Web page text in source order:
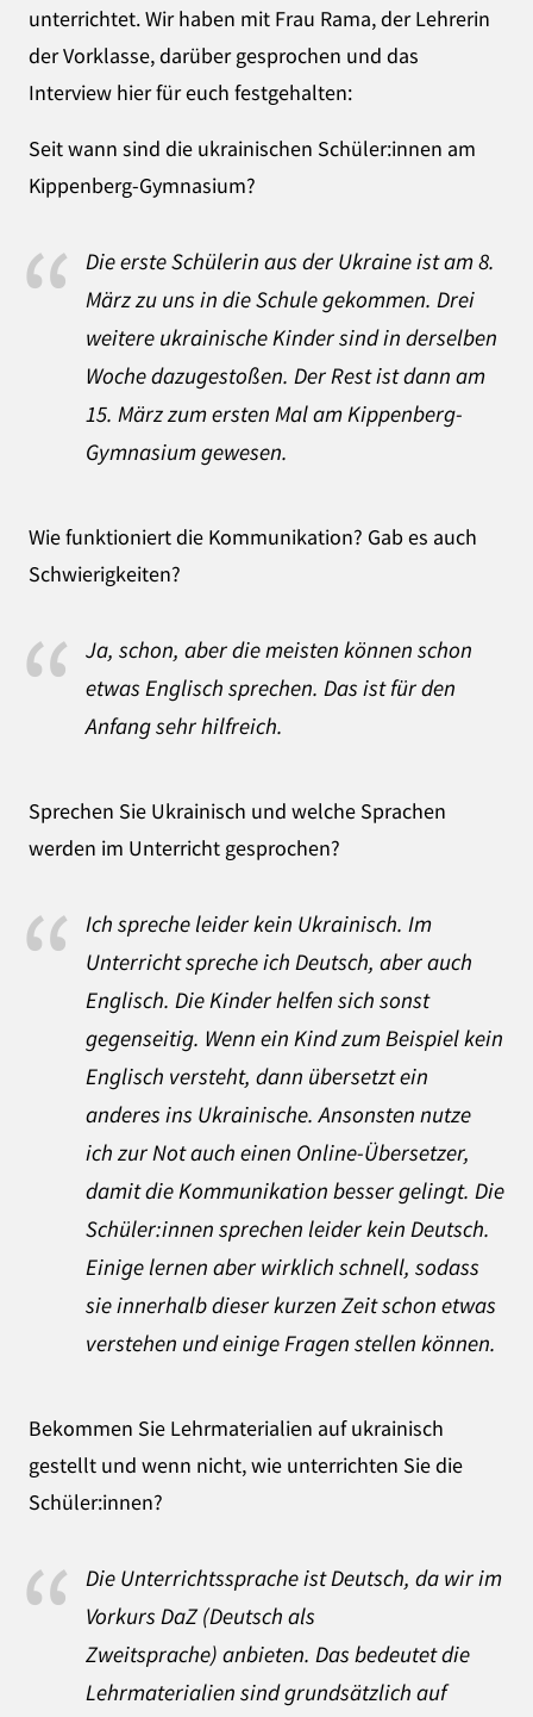
unterrichtet. Wir haben mit Frau Rama, der Lehrerin
der Vorklasse, darüber gesprochen und das
Interview hier für euch festgehalten:
Seit wann sind die ukrainischen Schüler:innen am
Kippenberg-Gymnasium?
Die erste Schülerin aus der Ukraine ist am 8.
März zu uns in die Schule gekommen. Drei
weitere ukrainische Kinder sind in derselben
Woche dazugestoßen. Der Rest ist dann am
15. März zum ersten Mal am Kippenberg-
Gymnasium gewesen.
Wie funktioniert die Kommunikation? Gab es auch
Schwierigkeiten?
Ja, schon, aber die meisten können schon
etwas Englisch sprechen. Das ist für den
Anfang sehr hilfreich.
Sprechen Sie Ukrainisch und welche Sprachen
werden im Unterricht gesprochen?
Ich spreche leider kein Ukrainisch. Im
Unterricht spreche ich Deutsch, aber auch
Englisch. Die Kinder helfen sich sonst
gegenseitig. Wenn ein Kind zum Beispiel kein
Englisch versteht, dann übersetzt ein
anderes ins Ukrainische. Ansonsten nutze
ich zur Not auch einen Online-Übersetzer,
damit die Kommunikation besser gelingt. Die
Schüler:innen sprechen leider kein Deutsch.
Einige lernen aber wirklich schnell, sodass
sie innerhalb dieser kurzen Zeit schon etwas
verstehen und einige Fragen stellen können.
Bekommen Sie Lehrmaterialien auf ukrainisch
gestellt und wenn nicht, wie unterrichten Sie die
Schüler:innen?
Die Unterrichtssprache ist Deutsch, da wir im
Vorkurs DaZ (Deutsch als
Zweitsprache) anbieten. Das bedeutet die
Lehrmaterialien sind grundsätzlich auf